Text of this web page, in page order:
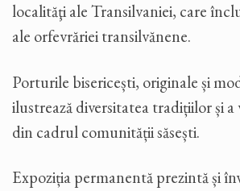
localităţi ale Transilvaniei, care
ale orfevrăriei transilvănene.
Porturile bisericești, originale și
ilustrează diversitatea tradițiilor și a
din cadrul comunității săsești.
Expoziția permanentă prezintă și